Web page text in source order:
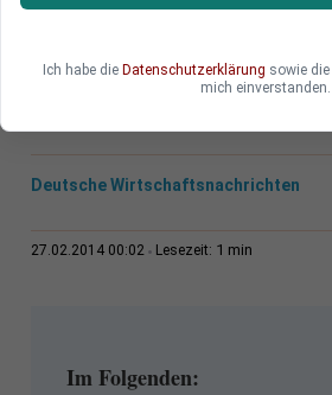
Janukowitsch beteiligt waren.
Deutsche Wirtschaftsnachrichten
27.02.2014 00:02 Lesezeit: 1 min
Im Folgenden:
Ich habe die Datenschutzerklärung sowie die
mich einverstanden.